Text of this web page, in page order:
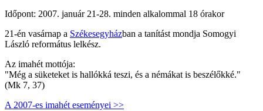
Időpont: 2007. január 21-28. minden alkalommal 18 órakor
21-én vasárnap a Székesegyházban a tanítást mondja Somogyi
László református lelkész.
Az imahét mottója:
"Még a süketeket is hallókká teszi, és a némákat is beszélőkké."
(Mk 7, 37)
A 2007-es imahét eseményei >>